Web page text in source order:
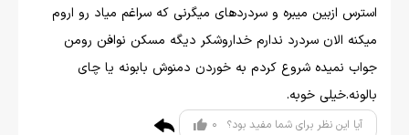
استرس ازبین میبره و سردردهای میگرنی که سراغم میاد رو اروم
میکنه الان سردرد ندارم خداروشکر دیگه مسکن نوافن رومن
جواب نمیده شروع کردم به خوردن دمنوش بابونه یا چای
بالونه.خیلی خوبه.
آیا این نظر برای شما مفید بود؟ 0